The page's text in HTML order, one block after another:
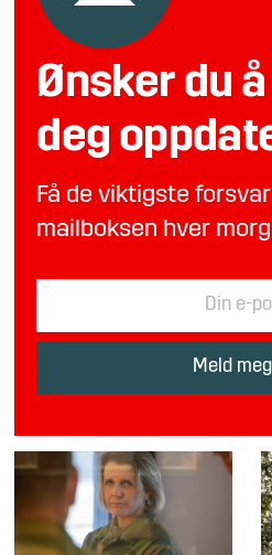
Ønsker du
deg
Få de viktigste
mailboksen hver